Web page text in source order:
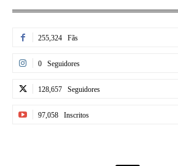
255,324 Fãs
0 Seguidores
128,657 Seguidores
97,058 Inscritos